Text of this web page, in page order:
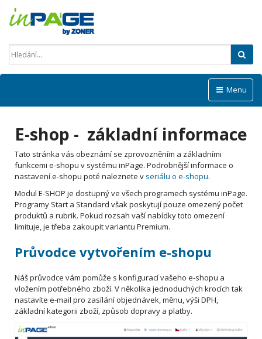
Menu
E-shop - základní informace
Tato stránka vás obeznámí se zprovozněním a základními
funkcemi e-shopu v systému inPage. Podrobnější informace o
nastavení e-shopu poté naleznete v seriálu o e-shopu.
Modul E-SHOP je dostupný ve všech programech systému inPage.
Programy Start a Standard však poskytují pouze omezený počet
produktů a rubrik. Pokud rozsah vaší nabídky toto omezení
limituje, je třeba zakoupit variantu Premium.
Průvodce vytvořením e-shopu
Náš průvodce vám pomůže s konfigurací vašeho e-shopu a
vložením potřebného zboží. V několika jednoduchých krocích tak
nastavíte e-mail pro zasílání objednávek, měnu, výši DPH,
základní kategorii zboží, způsob dopravy a platby.